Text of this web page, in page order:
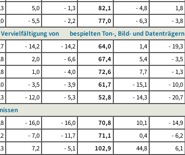
5,0 - 1,3 82,1 - 4,8 1,8
- 5,5 - 2,2 77,0 - 6,3 - 3,8
Vervielfältigung von bespielten Ton-, Bild- und Datenträgern
- 14,2 - 14,2 64,0 1,4 - 19,3
2,0 - 6,6 67,4 5,4 - 3,5
1,0 - 4,0 72,6 7,7 - 1,3
- 3,5 - 3,9 61,7 - 15,1 - 10,0
- 12,0 - 5,3 52,8 - 14,3 - 20,7
- 16,0 - 16,0 70,8 10,1 - 14,9
- 7,0 - 11,7 71,1 0,4 - 6,2
7,2 - 5,1 102,9 44,8 6,1